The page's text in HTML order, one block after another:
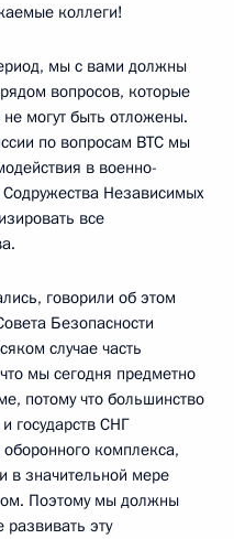
коллеги!
мы с вами должны
вопросов, которые
могут быть отложены.
по вопросам ВТС мы
в военно-
Независимых
все
говорили об этом
Безопасности
случае часть
мы сегодня предметно
потому что большинство
государств СНГ
комплекса,
в значительной мере
Поэтому мы должны
эту